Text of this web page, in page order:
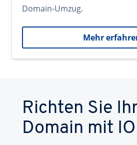
Domain-Umzug.
Mehr
Richten Sie
Domain mit